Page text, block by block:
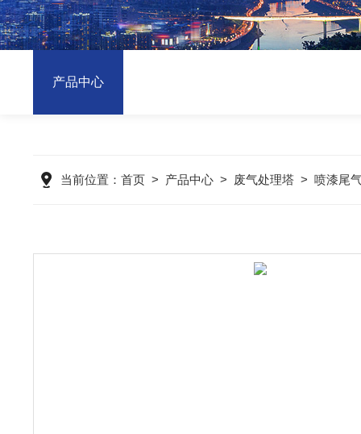
产品中心
当前位置： 首页> 产品中心> 废气处理塔> 喷漆尾